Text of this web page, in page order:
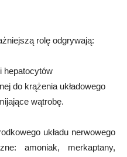
rolę odgrywają:
hepatocytów
do krążenia układowego
wątrobę.
układu nerwowego
amoniak, merkaptany,